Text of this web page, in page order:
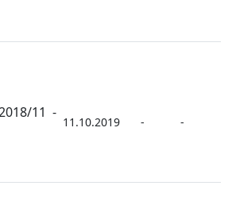
11 -
11.10.2019 - -